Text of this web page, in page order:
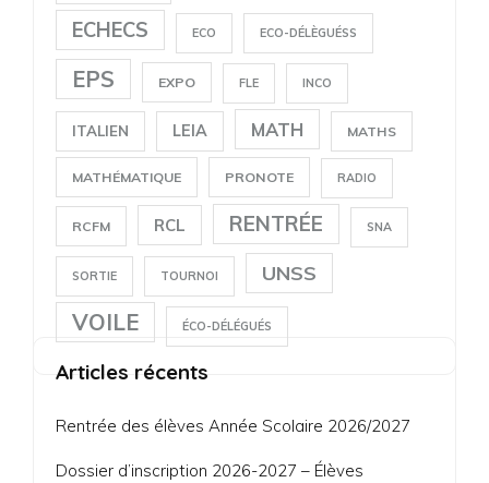
ECHECS ECO ECO-DÉLÈGUÉSS
EPS EXPO FLE INCO
ITALIEN LEIA MATH MATHS
MATHÉMATIQUE PRONOTE RADIO
RCFM RCL RENTRÉE SNA
SORTIE TOURNOI UNSS
VOILE ÉCO-DÉLÉGUÉS
Articles récents
Rentrée des élèves Année Scolaire 2026/2027
Dossier d’inscription 2026-2027 – Élèves